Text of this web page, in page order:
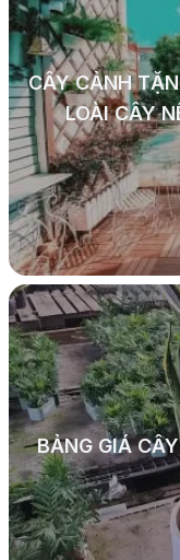
CÂY CẢNH
LOÀI CÂY
BẢNG GIÁ